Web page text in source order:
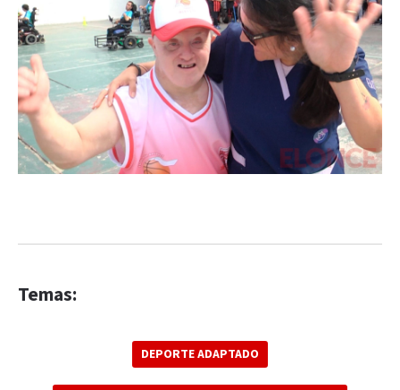
Temas:
DEPORTE ADAPTADO